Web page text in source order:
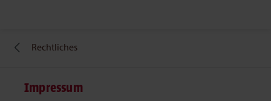
Rechtliches
Impressum